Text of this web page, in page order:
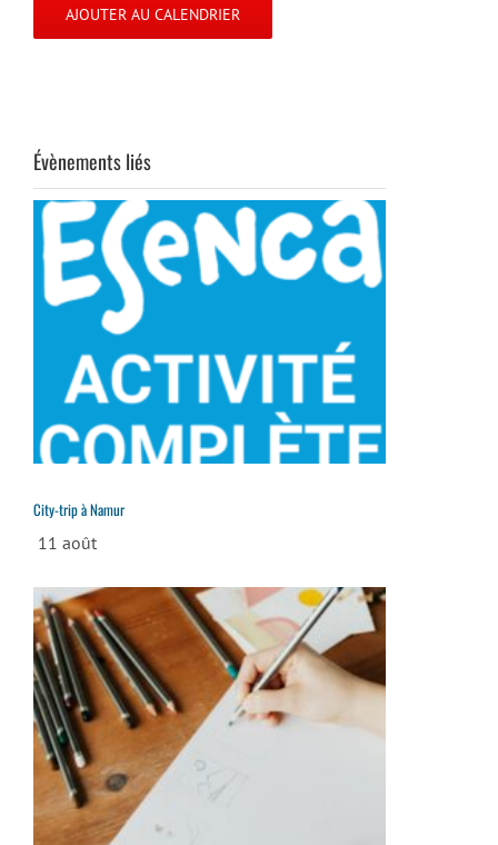
AJOUTER AU CALENDRIER
Évènements liés
City-trip à Namur
11 août